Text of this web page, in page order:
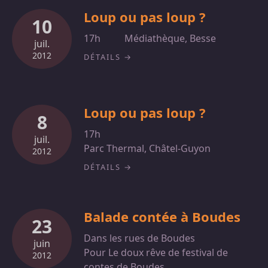
10
juil.
2012
Loup ou pas loup ?
17h Médiathèque, Besse
DÉTAILS
8
juil.
2012
Loup ou pas loup ?
17h
Parc Thermal, Châtel-Guyon
DÉTAILS
23
juin
2012
Balade contée à Boudes
Dans les rues de Boudes
Pour Le doux rêve de festival de